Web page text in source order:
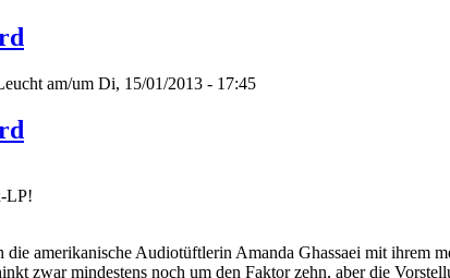
am/um Di, 15/01/2013 - 17:45
LP!
die amerikanische Audiotüftlerin Amanda Ghassaei mit
zwar mindestens noch um den Faktor zehn, aber die